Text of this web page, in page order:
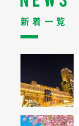
新着一覧